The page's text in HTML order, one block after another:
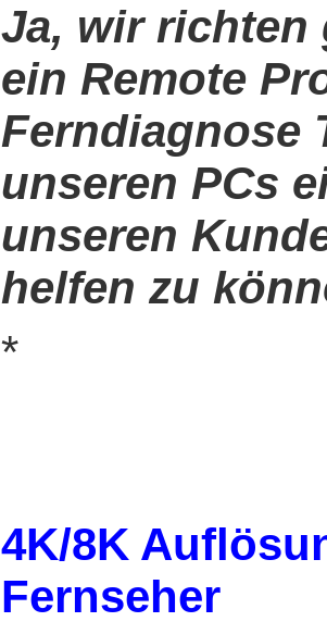
Ja, wir richten
ein Remote
Ferndiagnose
unseren PCs
unseren
helfen zu
*
4K/8K
Fernseher